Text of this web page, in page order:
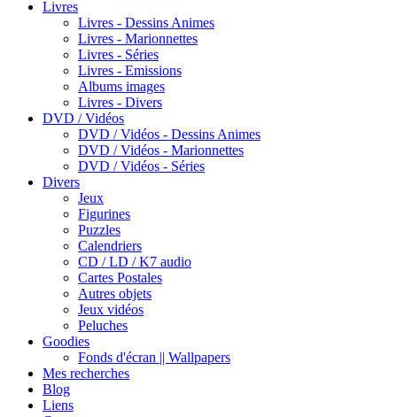
Livres
Livres - Dessins Animes
Livres - Marionnettes
Livres - Séries
Livres - Emissions
Albums images
Livres - Divers
DVD / Vidéos
DVD / Vidéos - Dessins Animes
DVD / Vidéos - Marionnettes
DVD / Vidéos - Séries
Divers
Jeux
Figurines
Puzzles
Calendriers
CD / LD / K7 audio
Cartes Postales
Autres objets
Jeux vidéos
Peluches
Goodies
Fonds d'écran || Wallpapers
Mes recherches
Blog
Liens